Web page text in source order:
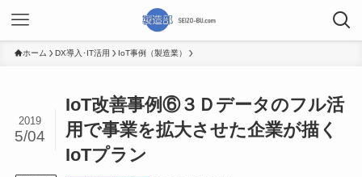
ホーム DX導入･IT活用 IoT事例（製造業）
IoT改善事例⑥３Ｄデータのフル活
用で事業を拡大させた企業が描く
IoTプラン
2019
5/04